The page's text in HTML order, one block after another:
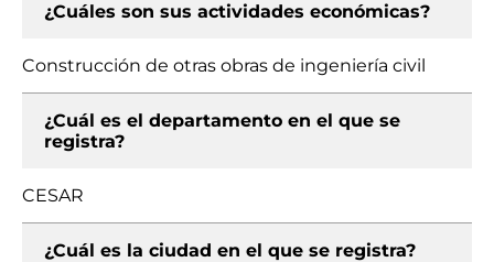
¿Cuáles son sus actividades económicas?
Construcción de otras obras de ingeniería civil
¿Cuál es el departamento en el que se
registra?
CESAR
¿Cuál es la ciudad en el que se registra?